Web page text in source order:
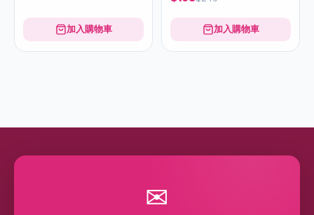
加入購物車
75ml
加入購物車
✉